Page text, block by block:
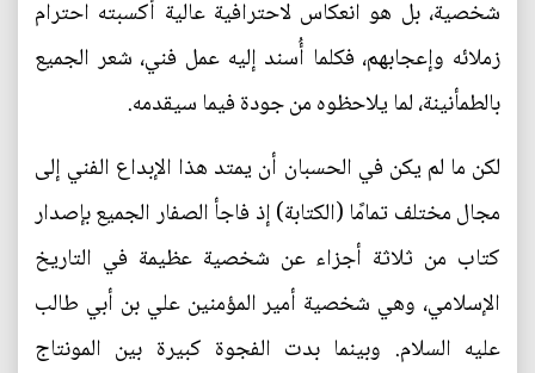
شخصية، بل هو انعكاس لاحترافية عالية أكسبته احترام
زملائه وإعجابهم، فكلما أُسند إليه عمل فني، شعر الجميع
بالطمأنينة، لما يلاحظوه من جودة فيما سيقدمه.
لكن ما لم يكن في الحسبان أن يمتد هذا الإبداع الفني إلى
مجال مختلف تمامًا (الكتابة) إذ فاجأ الصفار الجميع بإصدار
كتاب من ثلاثة أجزاء عن شخصية عظيمة في التاريخ
الإسلامي، وهي شخصية أمير المؤمنين علي بن أبي طالب
عليه السلام. وبينما بدت الفجوة كبيرة بين المونتاج